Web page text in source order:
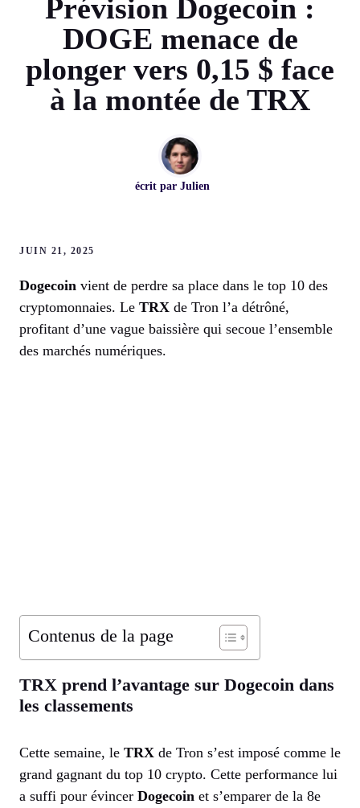
Prévision Dogecoin :
DOGE menace de
plonger vers 0,15 $ face
à la montée de TRX
écrit par Julien
JUIN 21, 2025
Dogecoin vient de perdre sa place dans le top 10 des
cryptomonnaies. Le TRX de Tron l’a détrôné,
profitant d’une vague baissière qui secoue l’ensemble
des marchés numériques.
Contenus de la page
TRX prend l’avantage sur Dogecoin dans
les classements
Cette semaine, le TRX de Tron s’est imposé comme le
grand gagnant du top 10 crypto. Cette performance lui
a suffi pour évincer Dogecoin et s’emparer de la 8e